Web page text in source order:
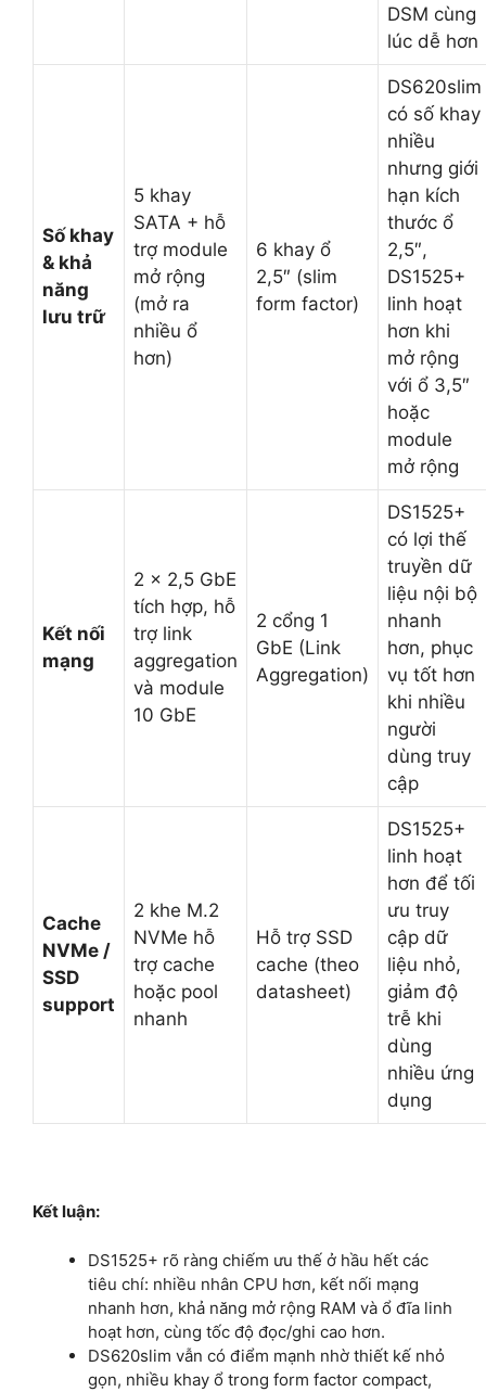
DSM cùng
lúc dễ hơn
Số khay
& khả
năng
lưu trữ
5 khay
SATA + hỗ
trợ module
mở rộng
(mở ra
nhiều ổ
hơn)
6 khay ổ
2,5″ (slim
form factor)
DS620slim
có số khay
nhiều
nhưng giới
hạn kích
thước ổ
2,5″,
DS1525+
linh hoạt
hơn khi
mở rộng
với ổ 3,5″
hoặc
module
mở rộng
Kết nối
mạng
2 x 2,5 GbE
tích hợp, hỗ
trợ link
aggregation
và module
10 GbE
2 cổng 1
GbE (Link
Aggregation)
DS1525+
có lợi thế
truyền dữ
liệu nội bộ
nhanh
hơn, phục
vụ tốt hơn
khi nhiều
người
dùng truy
cập
Cache
NVMe /
SSD
support
2 khe M.2
NVMe hỗ
trợ cache
hoặc pool
nhanh
Hỗ trợ SSD
cache (theo
datasheet)
DS1525+
linh hoạt
hơn để tối
ưu truy
cập dữ
liệu nhỏ,
giảm độ
trễ khi
dùng
nhiều ứng
dụng
Kết luận:
DS1525+ rõ ràng chiếm ưu thế ở hầu hết các
tiêu chí: nhiều nhân CPU hơn, kết nối mạng
nhanh hơn, khả năng mở rộng RAM và ổ đĩa linh
hoạt hơn, cùng tốc độ đọc/ghi cao hơn.
DS620slim vẫn có điểm mạnh nhờ thiết kế nhỏ
gọn, nhiều khay ổ trong form factor compact,